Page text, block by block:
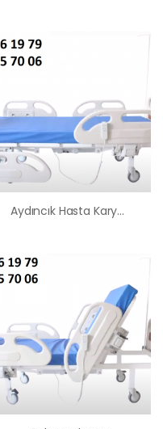
Aydıncık Hasta Karyolası Satış Kiralama Fiyatı